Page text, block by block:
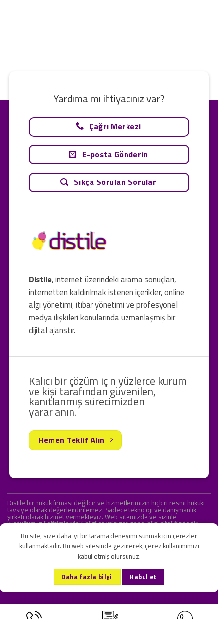
Distile, internet üzerindeki arama sonuçları,
internetten kaldırılmak istenen içerikler, online
algı yönetimi, itibar yönetimi ve profesyonel
medya ilişkileri konularında uzmanlaşmış bir
dijital ajanstır.
Yardıma mı ihtiyacınız var?
Çağrı Merkezi
E-posta Gönderin
Sıkça Sorulan Sorular
Kalıcı bir çözüm için yüzlerce kurum
ve kişi tarafından güvenilen,
kanıtlanmış sürecimizden
yararlanın.
Hemen Teklif Alın
Distile bir hukuk firması değildir ve hizmetlerimizin hiçbiri resmi hukuki
tavsiye olarak değerlendirilemez. Sadece teknoloji ve danışmanlık
şirketi olarak hizmet vermekteyiz. Web sitemizde ve sizinle
kurduğumuz iletişimlerdeki bilgiler yalnızca genel bilgi niteliğindedir.
KVKK ve Gizlilik Sözleşmesi S.S.S. İletişim
Copyright 2026 ©Onlipr Teknoloji ve Ticaret A.Ş.
Bu site, size daha iyi bir tarama deneyimi sunmak için çerezler
kullanmaktadır. Bu web sitesinde gezinerek, çerez kullanımımızı
kabul etmiş olursunuz.
Daha fazla bilgi Kabul et